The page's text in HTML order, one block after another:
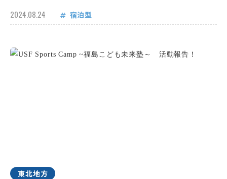
2024.08.24 宿泊型
東北地方